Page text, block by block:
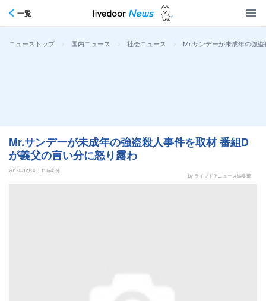
一覧
ニューストップ > 国内ニュース > 社会ニュース > Mr.サンデーが未成年の強
Mr.サンデーが未成年の強盗殺人事件を取材 番組D
が義父の言い分に怒り露わ
2017年12月4日 11時45分
by ライブドアニュース編集部